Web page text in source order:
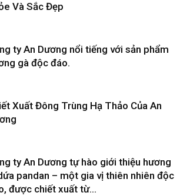
Và Sắc Đẹp
ty An Dương nổi tiếng với sản phẩm
gà độc đáo.
Xuất Đông Trùng Hạ Thảo Của An
ty An Dương tự hào giới thiệu hương
pandan – một gia vị thiên nhiên độc
được chiết xuất từ...